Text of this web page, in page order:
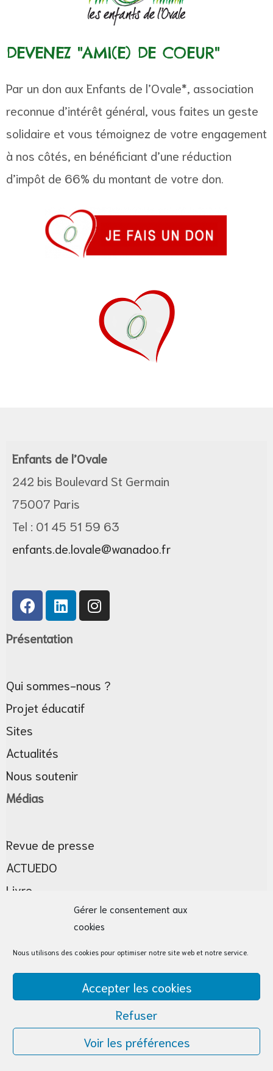
Gérer le consentement aux
cookies
Nous utilisons des cookies pour optimiser notre site web et notre service.
Accepter les cookies
Refuser
Voir les préférences
DEVENEZ "AMI(E) DE COEUR"
Par un don aux Enfants de l’Ovale*, association
reconnue d’intérêt général, vous faites un geste
solidaire et vous témoignez de votre engagement
à nos côtés, en bénéficiant d’une réduction
d’impôt de 66% du montant de votre don.
Enfants de l’Ovale
242 bis Boulevard St Germain
75007 Paris
Tel : 01 45 51 59 63
enfants.de.lovale@wanadoo.fr
Présentation
Qui sommes-nous ?
Projet éducatif
Sites
Actualités
Nous soutenir
Médias
Revue de presse
ACTUEDO
Livre
Nos partenaires
Contactez-nous
Inscrivez-vous à notre newsletter ActuEDO :